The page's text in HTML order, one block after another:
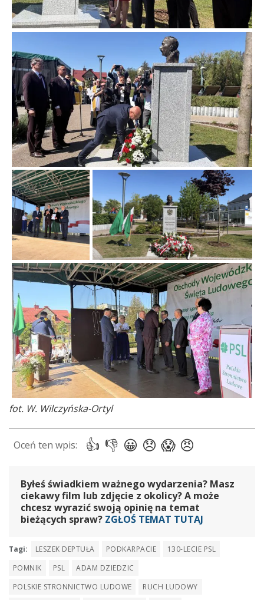
fot. W. Wilczyńska-Ortyl
Byłeś świadkiem ważnego wydarzenia? Masz
ciekawy film lub zdjęcie z okolicy? A może
chcesz wyrazić swoją opinię na temat
bieżących spraw? ZGŁOŚ TEMAT TUTAJ
Tagi: LESZEK DEPTUŁA PODKARPACIE
130-LECIE PSL
POMNIK
PSL
ADAM DZIEDZIC
POLSKIE STRONNICTWO LUDOWE
RUCH LUDOWY